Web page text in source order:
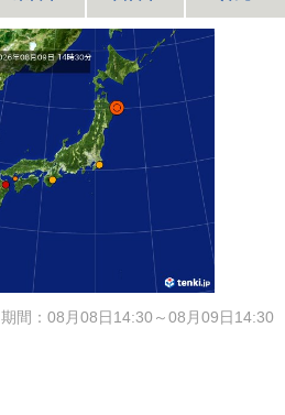
期間：08月08日14:30～08月09日14:30